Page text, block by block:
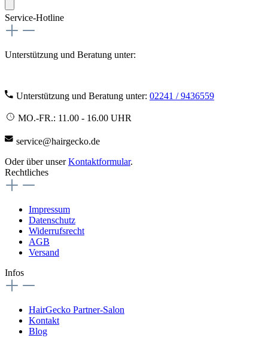
Service-Hotline
Unterstützung und Beratung unter:
Unterstützung und Beratung unter: 02241 / 9436559
MO.-FR.: 11.00 - 16.00 UHR
service@hairgecko.de
Oder über unserKontaktformular.
Rechtliches
Impressum
Datenschutz
Widerrufsrecht
AGB
Versand
Infos
HairGecko Partner-Salon
Kontakt
Blog